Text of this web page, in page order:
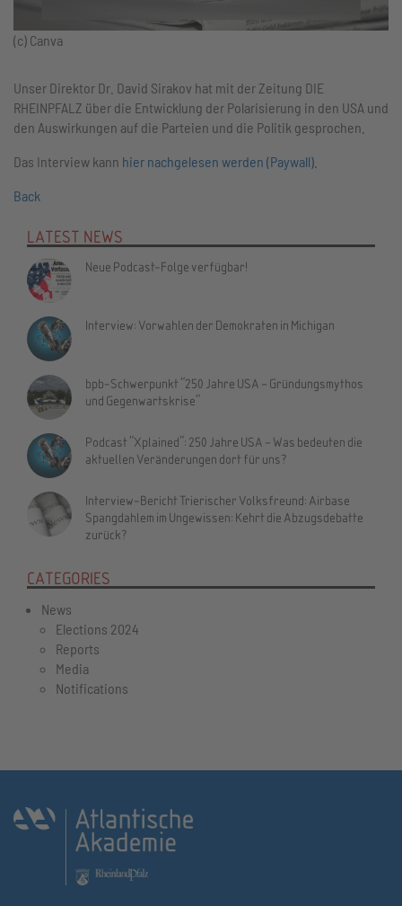
(c) Canva
Unser Direktor Dr. David Sirakov hat mit der Zeitung DIE
RHEINPFALZ über die Entwicklung der Polarisierung in den USA und
den Auswirkungen auf die Parteien und die Politik gesprochen.
Das Interview kann hier nachgelesen werden (Paywall)
Back
LATEST NEWS
Neue Podcast-Folge verfügbar!
Interview: Vorwahlen der Demokraten in Michigan
bpb-Schwerpunkt "250 Jahre USA – Gründungsmythos
und Gegenwartskrise"
Podcast "Xplained": 250 Jahre USA – Was bedeuten die
aktuellen Veränderungen dort für uns?
Interview-Bericht Trierischer Volksfreund: Airbase
Spangdahlem im Ungewissen: Kehrt die Abzugsdebatte
zurück?
CATEGORIES
News
Elections 2024
Reports
Media
Notifications